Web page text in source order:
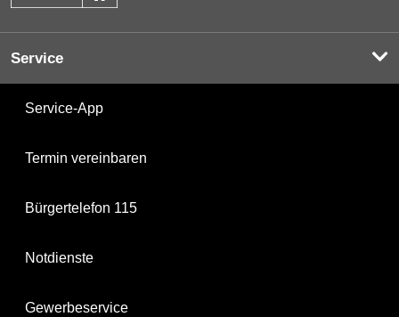
Service
Service-App
Termin vereinbaren
Bürgertelefon 115
Notdienste
Gewerbeservice